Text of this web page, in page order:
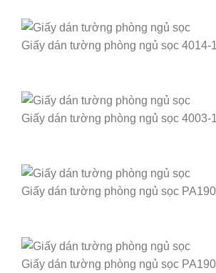
Giấy dán tường phòng ngủ sọc 4014-
Giấy dán tường phòng ngủ sọc 4003-1
Giấy dán tường phòng ngủ sọc
Giấy dán tường phòng ngủ sọc